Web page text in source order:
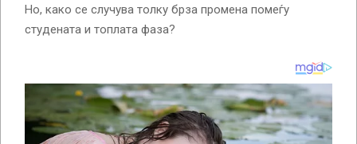
Но, како се случува толку брза промена помеѓу
студената и топлата фаза?